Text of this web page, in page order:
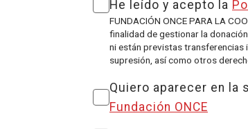
He leído y acepto la
FUNDACIÓN ONCE PARA LA
finalidad de gestionar la
ni están previstas transferencias
supresión, así como otros
Quiero aparecer en la
Fundación ONCE